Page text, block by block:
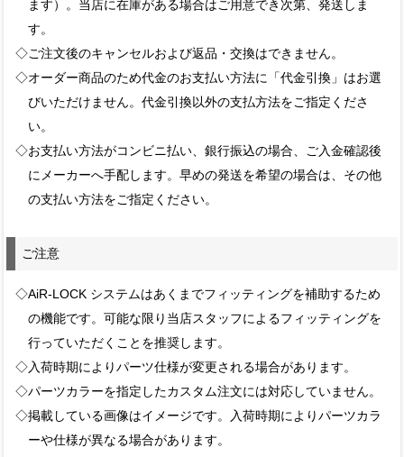
ます）。当店に在庫がある場合はご用意でき次第、発送しま
す。
◇ご注文後のキャンセルおよび返品・交換はできません。
◇オーダー商品のため代金のお支払い方法に「代金引換」はお選
びいただけません。代金引換以外の支払方法をご指定くださ
い。
◇お支払い方法がコンビニ払い、銀行振込の場合、ご入金確認後
にメーカーへ手配します。早めの発送を希望の場合は、その他
の支払い方法をご指定ください。
ご注意
◇AiR-LOCK システムはあくまでフィッティングを補助するため
の機能です。可能な限り当店スタッフによるフィッティングを
行っていただくことを推奨します。
◇入荷時期によりパーツ仕様が変更される場合があります。
◇パーツカラーを指定したカスタム注文には対応していません。
◇掲載している画像はイメージです。入荷時期によりパーツカラ
ーや仕様が異なる場合があります。